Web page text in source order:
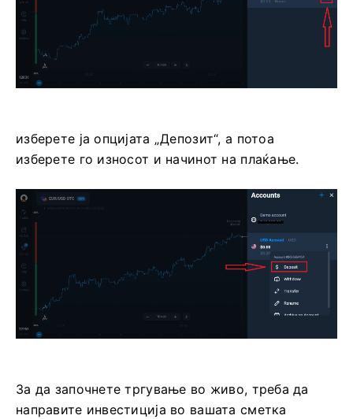
изберете ја опцијата „Депозит“, а потоа
изберете го износот и начинот на плаќање.
За да започнете тргување во живо, треба да
направите инвестиција во вашата сметка